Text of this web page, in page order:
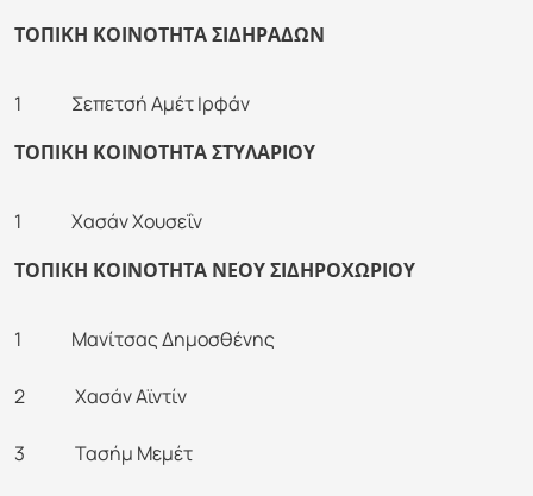
ΤΟΠΙΚΗ ΚΟΙΝΟΤΗΤΑ ΣΙΔΗΡΑΔΩΝ
1 Σεπετσή Αμέτ Ιρφάν
ΤΟΠΙΚΗ ΚΟΙΝΟΤΗΤΑ ΣΤΥΛΑΡΙΟΥ
1 Χασάν Χουσεΐν
ΤΟΠΙΚΗ ΚΟΙΝΟΤΗΤΑ ΝΕΟΥ ΣΙΔΗΡΟΧΩΡΙΟΥ
1 Μανίτσας Δημοσθένης
2 Χασάν Αϊντίν
3 Τασήμ Μεμέτ